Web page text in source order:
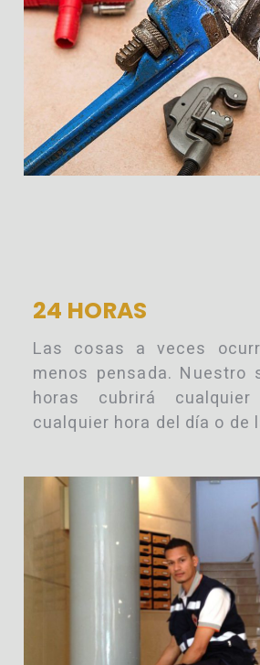
24 HORAS
Las cosas a veces
menos pensada. Nuestro
horas cubrirá
cualquier hora del día o de